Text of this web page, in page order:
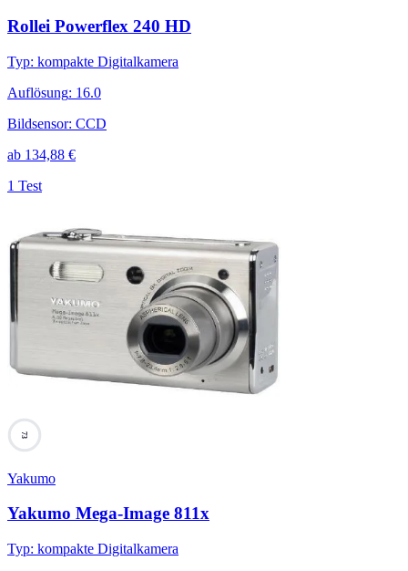
Rollei Powerflex 240 HD
Typ: kompakte Digitalkamera
Auflösung: 16.0
Bildsensor: CCD
ab 134,88 €
1 Test
73
Yakumo
Yakumo Mega-Image 811x
Typ: kompakte Digitalkamera